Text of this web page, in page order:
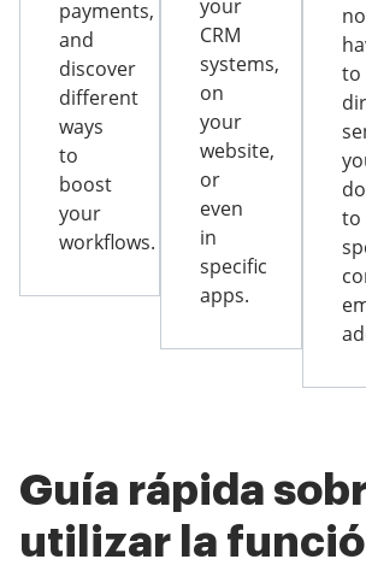
payments,
and
discover
different
ways
to
boost
your
workflows.
your
CRM
systems,
on
your
website,
or
even
in
specific
apps.
to
to
Guía rápida
utilizar la